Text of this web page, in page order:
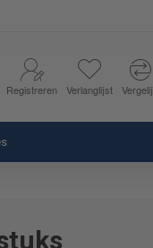
Registreren Verlanglijst